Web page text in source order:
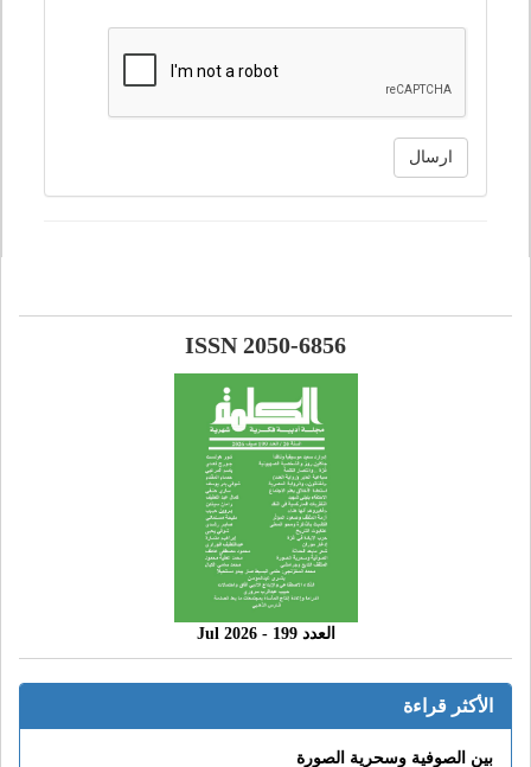
ارسال
ISSN 2050-6856
العدد 199 - 2026 Jul
الأكثر قراءة
بين الصوفية وسحرية الصورة